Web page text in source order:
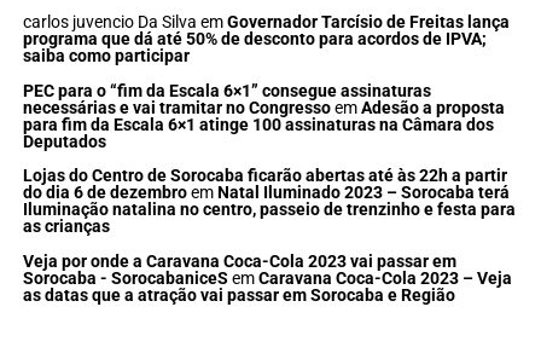
carlos juvencio Da Silva emGovernador Tarcísio de Freitas lança
programa que dá até 50% de desconto para acordos de IPVA;
saiba como participar
PEC para o “fim da Escala 6×1” consegue assinaturas
necessárias e vai tramitar no CongressoemAdesão a proposta
para fim da Escala 6×1 atinge 100 assinaturas na Câmara dos
Deputados
Lojas do Centro de Sorocaba ficarão abertas até às 22h a partir
do dia 6 de dezembroemNatal Iluminado 2023 – Sorocaba terá
Iluminação natalina no centro, passeio de trenzinho e festa para
as crianças
Veja por onde a Caravana Coca-Cola 2023 vai passar em
Sorocaba - SorocabaniceS emCaravana Coca-Cola 2023 – Veja
as datas que a atração vai passar em Sorocaba e Região